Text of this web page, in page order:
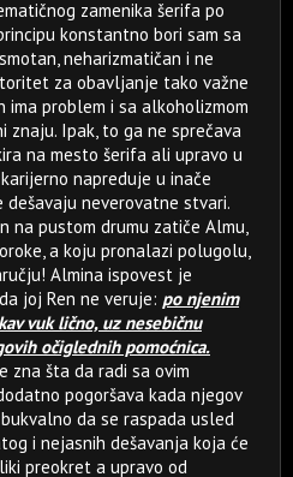
zamenika šerifa po
konstantno bori sam sa
neharizmatičan i ne
za obavljanje tako važne
problem i sa alkoholizmom
znaju. Ipak, to ga ne sprečava
na mesto šerifa ali upravo u
napreduje u inače
dešavaju neverovatne stvari.
na pustom drumu zatiče Almu,
a koju pronalazi polugolu,
Almina ispovest je
joj Ren ne veruje: po njenim
vuk lično, uz nesebičnu
očiglednih pomoćnica.
zna šta da radi sa ovim
pogoršava kada njegov
da se raspada usled
i nejasnih dešavanja koja će
preokret a upravo od